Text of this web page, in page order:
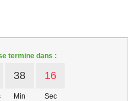
termine dans :
38
Min
15
Sec